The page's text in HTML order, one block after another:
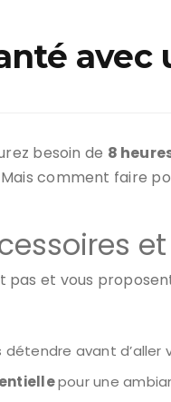
besoin de 8
comment faire
pas et vous
détendre avant d’aller
pour une